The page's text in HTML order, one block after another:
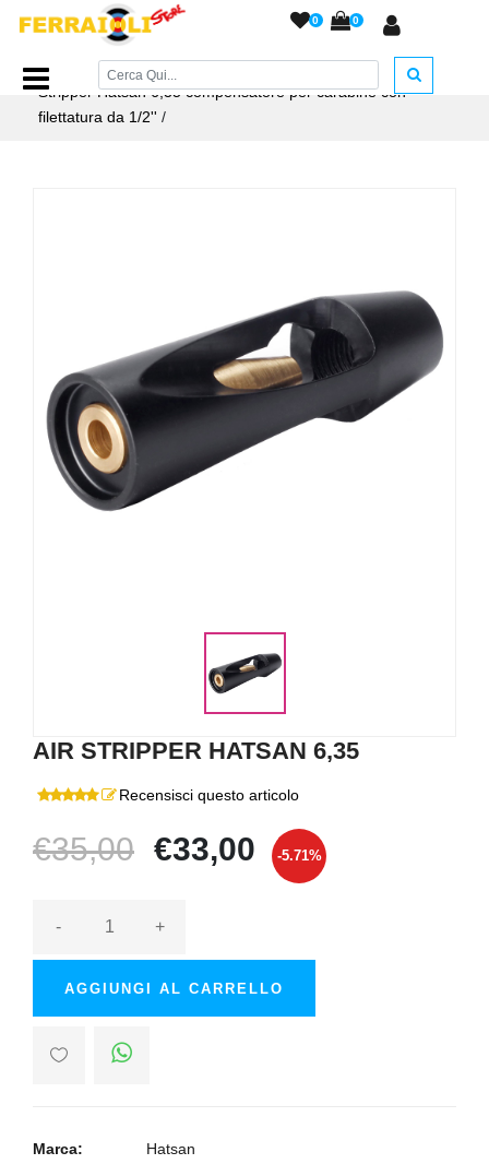
0 0
Home Page/ACCESSORI ARMERIA/Compensatori /Air
Stripper Hatsan 6,35 compensatore per carabine con
filettatura da 1/2'' /
AIR STRIPPER HATSAN 6,35
Recensisci questo articolo
€35,00 €33,00 -5.71%
- +
AGGIUNGI AL CARRELLO
Marca: Hatsan